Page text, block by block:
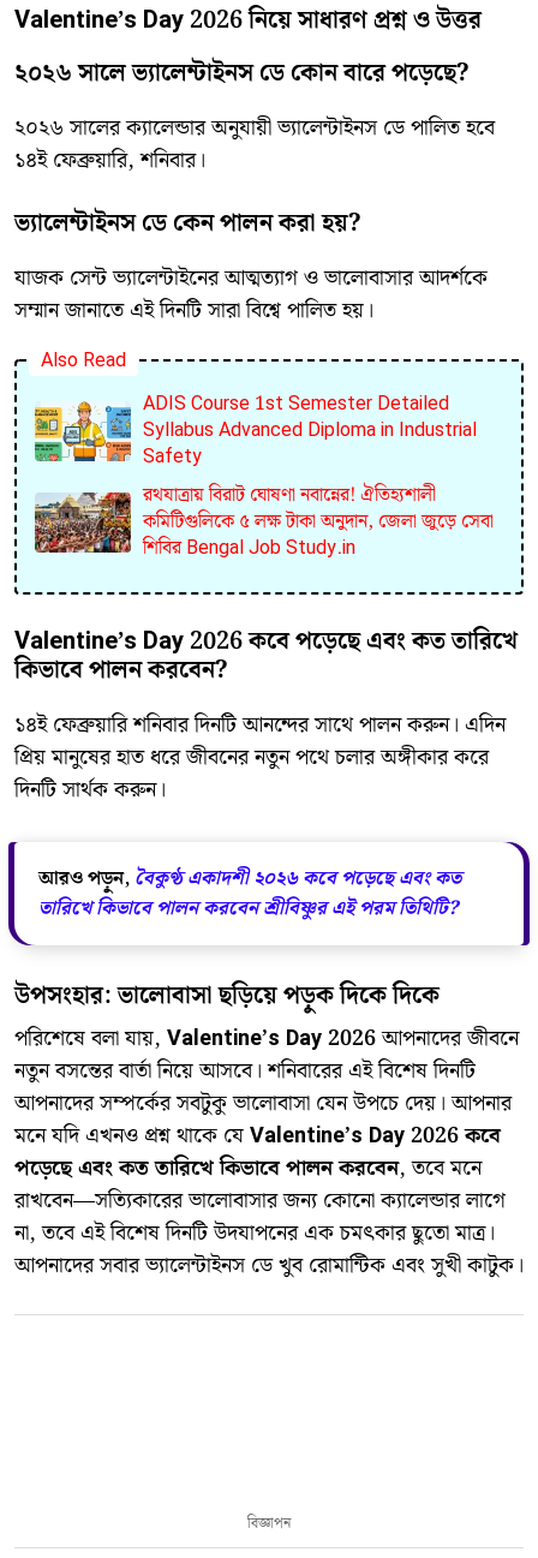
Valentine’s Day 2026 নিয়ে সাধারণ প্রশ্ন ও উত্তর
২০২৬ সালে ভ্যালেন্টাইনস ডে কোন বারে পড়েছে?
​২০২৬ সালের ক্যালেন্ডার অনুযায়ী ভ্যালেন্টাইনস ডে পালিত হবে
১৪ই ফেব্রুয়ারি, শনিবার।
ভ্যালেন্টাইনস ডে কেন পালন করা হয়?
​যাজক সেন্ট ভ্যালেন্টাইনের আত্মত্যাগ ও ভালোবাসার আদর্শকে
সম্মান জানাতে এই দিনটি সারা বিশ্বে পালিত হয়।
Also Read
ADIS Course 1st Semester Detailed
Syllabus Advanced Diploma in Industrial
Safety
রথযাত্রায় বিরাট ঘোষণা নবান্নের! ঐতিহ্যশালী
কমিটিগুলিকে ৫ লক্ষ টাকা অনুদান, জেলা জুড়ে সেবা
শিবির Bengal Job Study.in
Valentine’s Day 2026 কবে পড়েছে এবং কত তারিখে
কিভাবে পালন করবেন?
​১৪ই ফেব্রুয়ারি শনিবার দিনটি আনন্দের সাথে পালন করুন। এদিন
প্রিয় মানুষের হাত ধরে জীবনের নতুন পথে চলার অঙ্গীকার করে
দিনটি সার্থক করুন।
আরও পড়ুন, বৈকুণ্ঠ একাদশী ২০২৬ কবে পড়েছে এবং কত
তারিখে কিভাবে পালন করবেন শ্রীবিষ্ণুর এই পরম তিথিটি?
উপসংহার: ভালোবাসা ছড়িয়ে পড়ুক দিকে দিকে
​পরিশেষে বলা যায়, Valentine’s Day 2026আপনাদের জীবনে
নতুন বসন্তের বার্তা নিয়ে আসবে। শনিবারের এই বিশেষ দিনটি
আপনাদের সম্পর্কের সবটুকু ভালোবাসা যেন উপচে দেয়। আপনার
মনে যদি এখনও প্রশ্ন থাকে যেValentine’s Day 2026 কবে
পড়েছে এবং কত তারিখে কিভাবে পালন করবেন, তবে মনে
রাখবেন—সত্যিকারের ভালোবাসার জন্য কোনো ক্যালেন্ডার লাগে
না, তবে এই বিশেষ দিনটি উদযাপনের এক চমৎকার ছুতো মাত্র।
আপনাদের সবার ভ্যালেন্টাইনস ডে খুব রোমান্টিক এবং সুখী কাটুক।
বিজ্ঞাপন